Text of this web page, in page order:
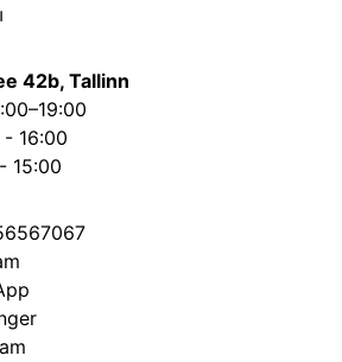
42b, Tallinn
16:00
15:00